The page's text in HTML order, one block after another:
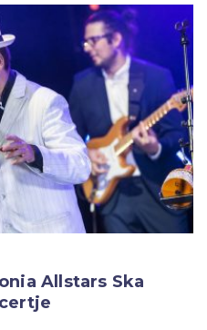
Allstars Ska